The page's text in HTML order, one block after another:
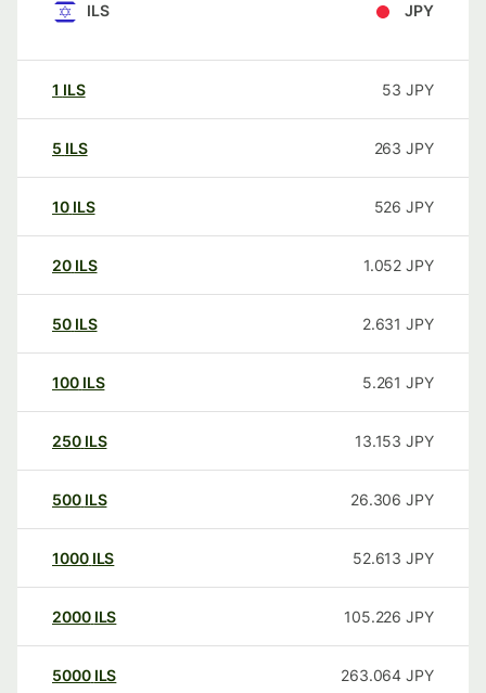
ILS JPY
1 ILS 53 JPY
5 ILS 263 JPY
10 ILS 526 JPY
20 ILS 1.052 JPY
50 ILS 2.631 JPY
100 ILS 5.261 JPY
250 ILS 13.153 JPY
500 ILS 26.306 JPY
1000 ILS 52.613 JPY
2000 ILS 105.226 JPY
5000 ILS 263.064 JPY